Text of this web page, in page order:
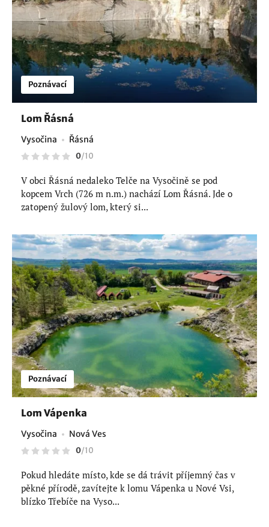
Poznávací
Lom Řásná
Vysočina Řásná
0/10
V obci Řásná nedaleko Telče na Vysočině se pod
kopcem Vrch (726 m n.m.) nachází Lom Řásná. Jde o
zatopený žulový lom, který si...
Poznávací
Lom Vápenka
Vysočina Nová Ves
0/10
Pokud hledáte místo, kde se dá trávit příjemný čas v
pěkné přírodě, zavítejte k lomu Vápenka u Nové Vsi,
blízko Třebíče na Vyso...